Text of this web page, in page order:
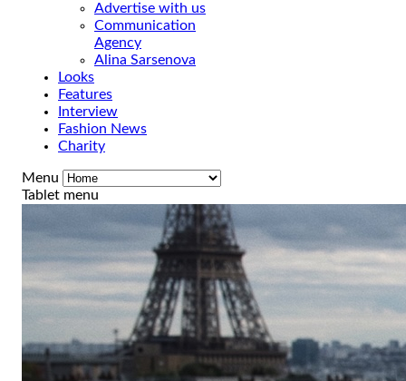
Advertise with us
Communication
Agency
Alina Sarsenova
Looks
Features
Interview
Fashion News
Charity
Menu
Tablet menu